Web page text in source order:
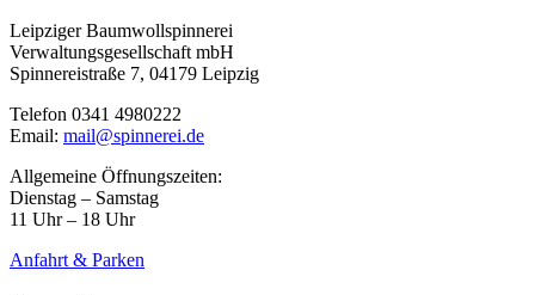
Leipziger Baumwollspinnerei
Verwaltungsgesellschaft mbH
Spinnereistraße 7, 04179 Leipzig
Telefon 0341 4980222
Email: mail@spinnerei.de
Allgemeine Öffnungszeiten:
Dienstag – Samstag
11 Uhr – 18 Uhr
Anfahrt & Parken